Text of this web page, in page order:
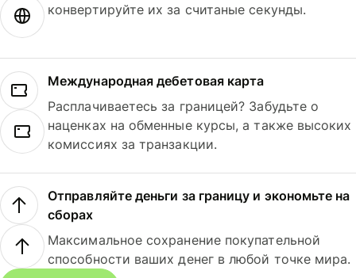
конвертируйте их за считаные секунды.
Международная дебетовая карта
Расплачиваетесь за границей? Забудьте о
наценках на обменные курсы, а также высоких
комиссиях за транзакции.
Отправляйте деньги за границу и экономьте на
сборах
Максимальное сохранение покупательной
способности ваших денег в любой точке мира.